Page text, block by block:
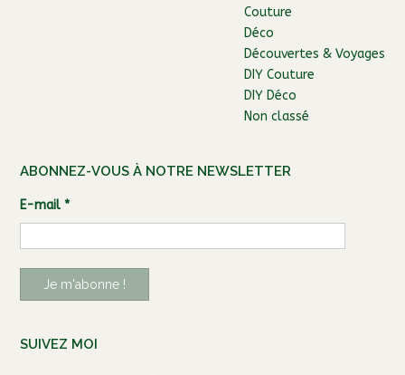
Couture
Déco
Découvertes & Voyages
DIY Couture
DIY Déco
Non classé
ABONNEZ-VOUS À NOTRE NEWSLETTER
E-mail *
SUIVEZ MOI